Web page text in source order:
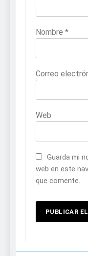
Nombre *
Correo
Web
Guarda mi
web en este
que comente.